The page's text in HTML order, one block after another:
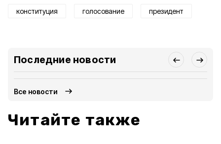
конституция голосование президент
Последние новости
Все новости
Читайте также